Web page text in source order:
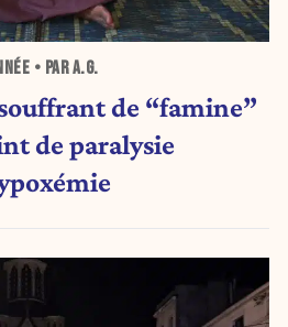
• PAR A.G.
de “famine”
de paralysie